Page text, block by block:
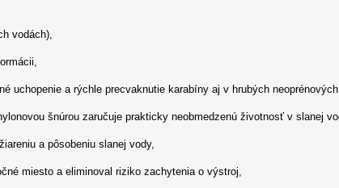
vodách),
uchopenie a rýchle precvaknutie karabíny aj v hrubých
šnúrou zaručuje prakticky neobmedzenú životnosť v slanej
a pôsobeniu slanej vody,
miesto a eliminoval riziko zachytenia o výstroj,